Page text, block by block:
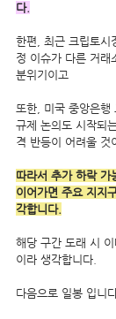
다.
한편, 최근 크립토시
정 이슈가 다른 거래
분위기이고
또한, 미국 중앙은행
규제 논의도 시작되
격 반등이 어려울 것
따라서 추가 하락 가
이어가면 주요 지
각합니다.
해당 구간 도래 시
이라 생각합니다.
다음으로 일봉 입니